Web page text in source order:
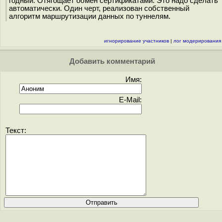
автоматически. Один черт, реализован собственный
алгоритм маршрутизации данных по туннелям.
игнорирование участников | лог модерирования
Добавить комментарий
Имя:
E-Mail:
Текст: